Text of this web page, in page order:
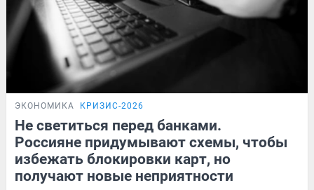
ЭКОНОМИКА КРИЗИС-2026
Не светиться перед банками.
Россияне придумывают схемы, чтобы
избежать блокировки карт, но
получают новые неприятности